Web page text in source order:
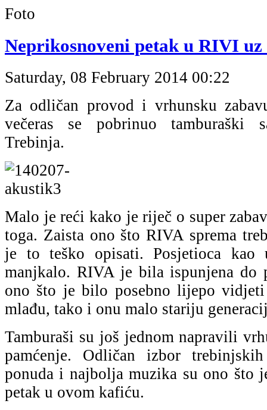
Foto
Neprikosnoveni petak u RIVI
Saturday, 08 February 2014 00:22
Za odličan provod i vrhunsku
večeras se pobrinuo tamburaški
Trebinja.
Malo je reći kako je riječ o super
toga. Zaista ono što RIVA sprema
je to teško opisati. Posjetioca kao
manjkalo. RIVA je bila ispunjena do
ono što je bilo posebno lijepo
mlađu, tako i onu malo stariju
Tamburaši su još jednom napravili
pamćenje. Odličan izbor
ponuda i najbolja muzika su ono što
petak u ovom kafiću.